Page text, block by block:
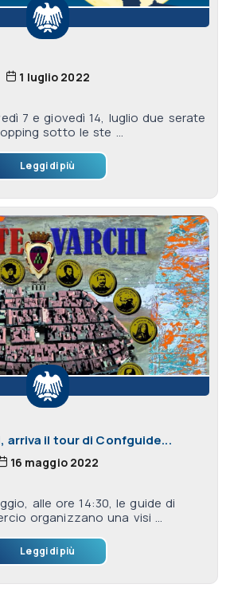
1 luglio 2022
7 e giovedì 14, luglio due serate
sotto le ste ...
Leggi di più
arriva il tour di Confguide...
16 maggio 2022
alle ore 14:30, le guide di
organizzano una visi ...
Leggi di più